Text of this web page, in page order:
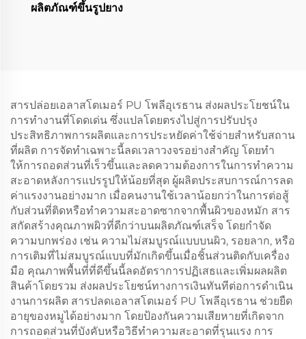
ผลิตภัณฑ์ขึ้นรูปยาง
สารปล่อยเอลาสโตเมอร์ PU โพลีอุเรธาน ส่งผลประโยชน์ใน
การทํางานที่โดดเด่น ซึ่งแปลโดยตรงไปสู่การปรับปรุง
ประสิทธิภาพการผลิตและการประหยัดค่าใช้จ่ายสําหรับสถาน
ที่ผลิต การจัดทําเฉพาะนี้ลดเวลาวงจรอย่างสําคัญ โดยทํา
ให้การถอดส่วนที่เร็วขึ้นและลดความต้องการในการทําความ
สะอาดหลังการแปรรูปให้น้อยที่สุด ผู้ผลิตประสบการณ์การลด
ค่าแรงงานอย่างมาก เมื่อคนงานใช้เวลาน้อยกว่าในการต่อสู้
กับส่วนที่ติดหรือทําความสะอาดซากจากพื้นผิวของหมัก สาร
สกัดสร้างคุณภาพผิวที่ดีกว่าบนผลิตภัณฑ์เสร็จ โดยกําจัด
ความบกพร่อง เช่น ความไม่สมบูรณ์แบบบนผิว, รอยลาก, หรือ
การเติมที่ไม่สมบูรณ์แบบที่มักเกิดขึ้นเมื่อชิ้นส่วนติดกับเครื่อง
มือ คุณภาพพื้นที่ที่ดีขึ้นนี้ลดอัตราการปฏิเสธและเพิ่มผลผลิต
สินค้าโดยรวม ส่งผลประโยชน์ทางการเงินทันทีต่อการดําเนิน
งานการผลิต สารปลดเอลาสโตเมอร์ PU โพลีอุเรธาน ช่วยยืด
อายุของหมูได้อย่างมาก โดยป้องกันความเสียหายที่เกิดจาก
การถอดส่วนที่บังคับหรือวิธีทําความสะอาดที่รุนแรง การ